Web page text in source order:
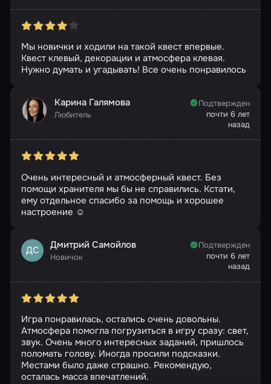
Мы новички и ходили на такой квест впервые.
Квест клевый, декорации и атмосфера клевая.
Нужно думать и угадывать! Все очень понравилось
Карина Галямова
Любитель
Подтвержден
почти 6 лет
назад
Очень интересный и атмосферный квест. Без
помощи хранителя мы бы не справились. Кстати,
ему отдельное спасибо за помощь и хорошее
настроение ☺️
ДС Дмитрий Самойлов
Новичок
Подтвержден
почти 6 лет
назад
Игра понравилась, остались очень довольны.
Атмосфера помогла погрузиться в игру сразу: свет,
звук. Очень много интересных заданий, пришлось
поломать голову. Иногда просили подсказки.
Местами было даже страшно. Рекомендую,
осталась масса впечатлений.